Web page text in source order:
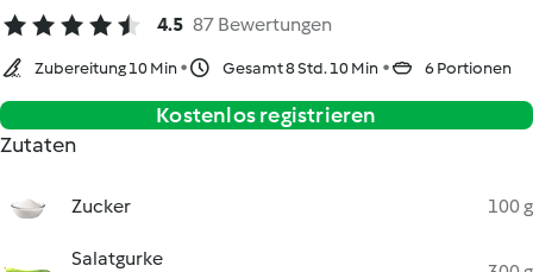
4.5 87 Bewertungen
Zubereitung 10 Min Gesamt 8 Std. 10 Min 6 Portionen
Kostenlos registrieren
Zutaten
Zucker 100 g
Salatgurke